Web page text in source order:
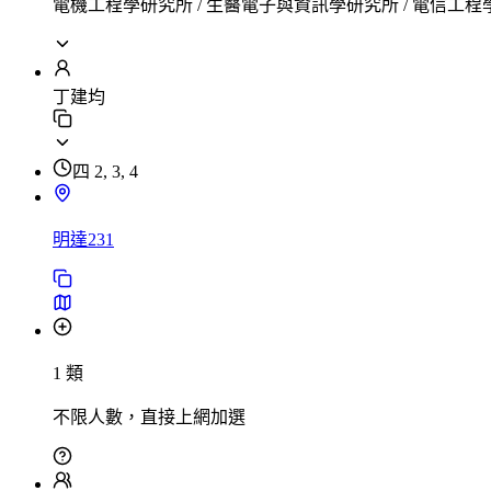
電機工程學研究所 / 生醫電子與資訊學研究所 / 電信工程
丁建均
四 2, 3, 4
明達231
1 類
不限人數，直接上網加選